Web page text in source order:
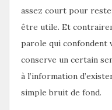
assez court pour
être utile. Et
parole qui confondent
conserve un certain
à l’information
simple bruit de fond.